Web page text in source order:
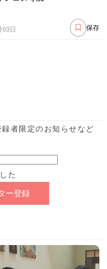
03日 保存
者限定のお知らせなど
た